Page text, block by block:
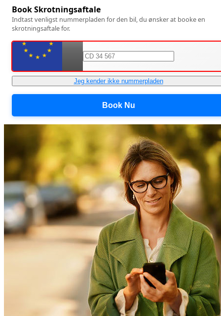
Book Skrotningsaftale
Indtast venligst nummerpladen for den bil, du ønsker at booke en
skrotningsaftale for.
Jeg kender ikke nummerpladen
Book Nu